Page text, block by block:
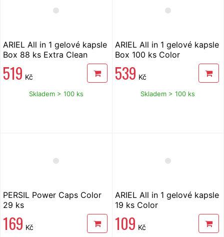
ARIEL All in 1 gelové kapsle
Box 88 ks Extra Clean
519 Kč
Skladem > 100 ks
ARIEL All in 1 gelové kapsle
Box 100 ks Color
539 Kč
Skladem > 100 ks
PERSIL Power Caps Color
29 ks
169 Kč
ARIEL All in 1 gelové kapsle
19 ks Color
109 Kč